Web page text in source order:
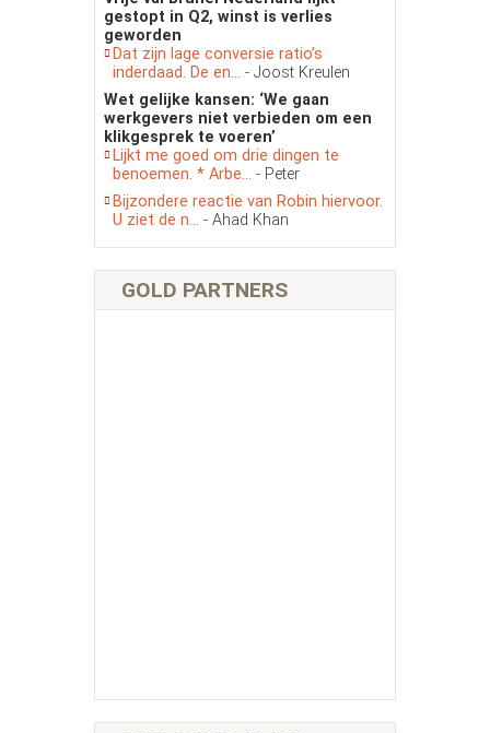
gestopt in Q2, winst is verlies
geworden
Dat zijn lage conversie ratio’s
inderdaad. De en... - Joost Kreulen
Wet gelijke kansen: ‘We gaan
werkgevers niet verbieden om een
klikgesprek te voeren’
Lijkt me goed om drie dingen te
benoemen. * Arbe... - Peter
Bijzondere reactie van Robin hiervoor.
U ziet de n... - Ahad Khan
GOLD PARTNERS